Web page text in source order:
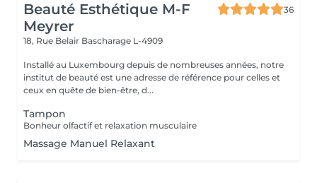
Beauté Esthétique M-F
Meyrer
36
18, Rue Belair Bascharage L-4909
Installé au Luxembourg depuis de nombreuses années, notre
institut de beauté est une adresse de référence pour celles et
ceux en quête de bien-être, d...
Tampon
Bonheur olfactif et relaxation musculaire
Massage Manuel Relaxant